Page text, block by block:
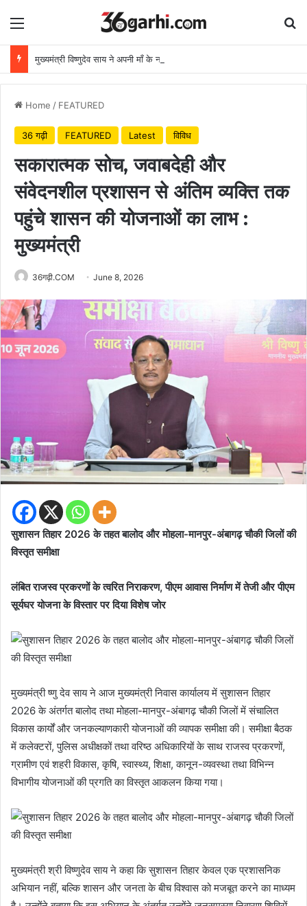
Menu
Home / FEATURED
36 गढ़ी FEATURED Latest विविध
सकारात्मक सोच, जवाबदेही और
संवेदनशील प्रशासन से अंतिम व्यक्ति तक
पहुंचे शासन की योजनाओं का लाभ :
मुख्यमंत्री
36गढ़ी.COM June 8, 2026
सुशासन तिहार 2026 के तहत बालोद और मोहला-मानपुर-अंबागढ़ चौकी जिलों की
विस्तृत समीक्षा
लंबित राजस्व प्रकरणों के त्वरित निराकरण, पीएम आवास निर्माण में तेजी और पीएम
सूर्यघर योजना के विस्तार पर दिया विशेष जोर
मुख्यमंत्री ष्णु देव साय ने आज मुख्यमंत्री निवास कार्यालय में सुशासन तिहार
2026 के अंतर्गत बालोद तथा मोहला-मानपुर-अंबागढ़ चौकी जिलों में संचालित
विकास कार्यों और जनकल्याणकारी योजनाओं की व्यापक समीक्षा की। समीक्षा बैठक
में कलेक्टरों, पुलिस अधीक्षकों तथा वरिष्ठ अधिकारियों के साथ राजस्व प्रकरणों,
ग्रामीण एवं शहरी विकास, कृषि, स्वास्थ्य, शिक्षा, कानून-व्यवस्था तथा विभिन्न
विभागीय योजनाओं की प्रगति का विस्तृत आकलन किया गया।
मुख्यमंत्री श्री विष्णुदेव साय ने कहा कि सुशासन तिहार केवल एक प्रशासनिक
अभियान नहीं, बल्कि शासन और जनता के बीच विश्वास को मजबूत करने का माध्यम